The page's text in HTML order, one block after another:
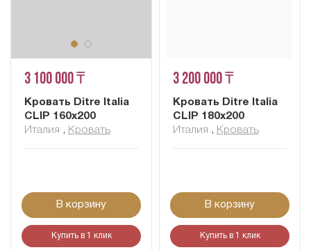
3 100 000 ₸
Кровать Ditre Italia
CLIP 160x200
Италия , Кровать
В корзину
Купить в 1 клик
3 200 000 ₸
Кровать Ditre Italia
CLIP 180x200
Италия , Кровать
В корзину
Купить в 1 клик